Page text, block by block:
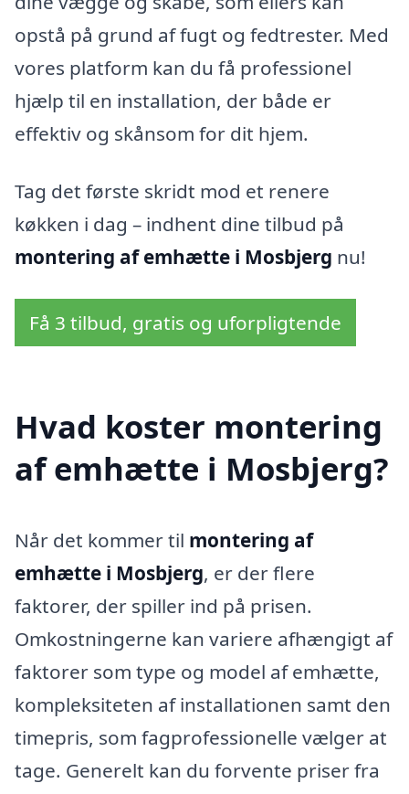
opstå på grund af fugt og fedtrester. Med
vores platform kan du få professionel
hjælp til en installation, der både er
effektiv og skånsom for dit hjem.
Tag det første skridt mod et renere
køkken i dag – indhent dine tilbud på
montering af emhætte i Mosbjerg nu!
Få 3 tilbud, gratis og uforpligtende
Hvad koster montering
af emhætte i Mosbjerg?
Når det kommer til montering af
emhætte i Mosbjerg, er der flere
faktorer, der spiller ind på prisen.
Omkostningerne kan variere afhængigt af
faktorer som type og model af emhætte,
kompleksiteten af installationen samt den
timepris, som fagprofessionelle vælger at
tage. Generelt kan du forvente priser fra